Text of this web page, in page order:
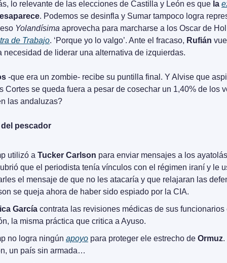
lo relevante de las elecciones de Castilla y León es que la
. Podemos se desinfla y Sumar tampoco logra
Yolandísima
de Trabajo. ‘Porque yo lo valgo’. Ante el fracaso, Rufián
necesidad de liderar una alternativa de izquierdas.
-que era un zombie- recibe su puntilla final. Y Alvise que
Cortes se queda fuera a pesar de cosechar un 1,40% de los
las andaluzas?
pescador
utilizó a Tucker Carlson para enviar mensajes a los
que el periodista tenía vínculos con el régimen iraní y le
el mensaje de que no les atacaría y que relajaran las
se queja ahora de haber sido espiado por la CIA.
García contrata las revisiones médicas de sus funcionarios
la misma práctica que critica a Ayuso.
no logra ningún apoyo para proteger ele estrecho de Ormuz.
un país sin armada…